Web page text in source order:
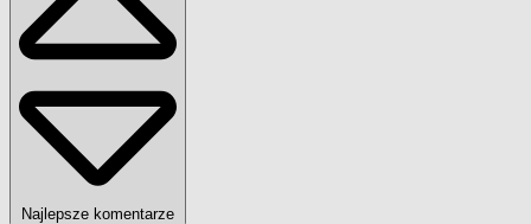
Najlepsze komentarze